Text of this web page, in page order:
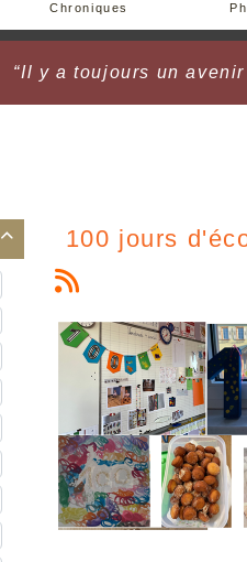
Chroniques
“Il y a toujours un
 100 jours